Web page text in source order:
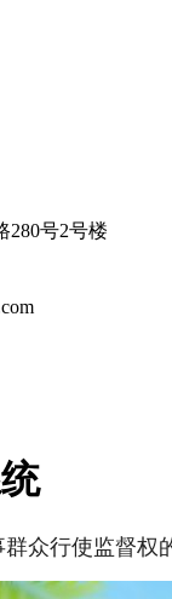
280号2号楼
群众行使监督